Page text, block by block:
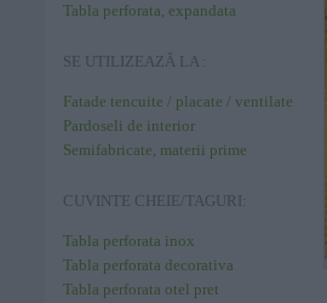
Tabla perforata, expandata
SE UTILIZEAZĂ LA :
Fatade tencuite / placate / ventilate
Pardoseli de interior
Semifabricate, materii prime
CUVINTE CHEIE/TAGURI:
Tabla perforata inox
Tabla perforata decorativa
Tabla perforata otel pret